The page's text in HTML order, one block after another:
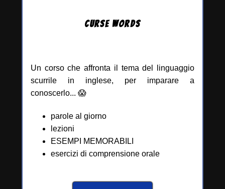
CURSE WORDS
Un corso che affronta il tema del linguaggio
scurrile in inglese, per imparare a
conoscerlo... 😱
parole al giorno
lezioni
ESEMPI MEMORABILI
esercizi di comprensione orale